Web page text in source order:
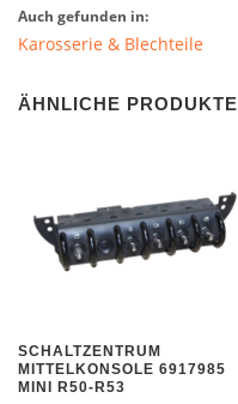
Auch gefunden in:
Karosserie & Blechteile
ÄHNLICHE PRODUKTE
SCHALTZENTRUM
MITTELKONSOLE 6917985
MINI R50-R53